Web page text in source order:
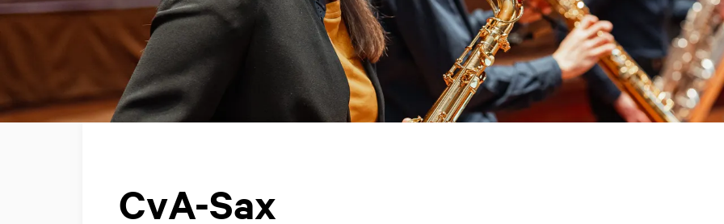
CvA-Sax